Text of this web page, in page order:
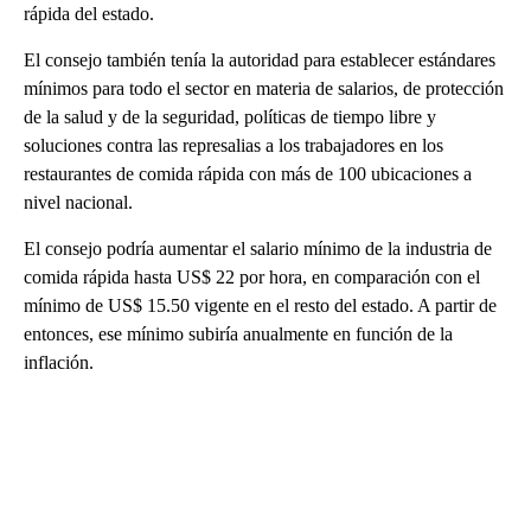
rápida del estado.
El consejo también tenía la autoridad para establecer estándares
mínimos para todo el sector en materia de salarios, de protección
de la salud y de la seguridad, políticas de tiempo libre y
soluciones contra las represalias a los trabajadores en los
restaurantes de comida rápida con más de 100 ubicaciones a
nivel nacional.
El consejo podría aumentar el salario mínimo de la industria de
comida rápida hasta US$ 22 por hora, en comparación con el
mínimo de US$ 15.50 vigente en el resto del estado. A partir de
entonces, ese mínimo subiría anualmente en función de la
inflación.